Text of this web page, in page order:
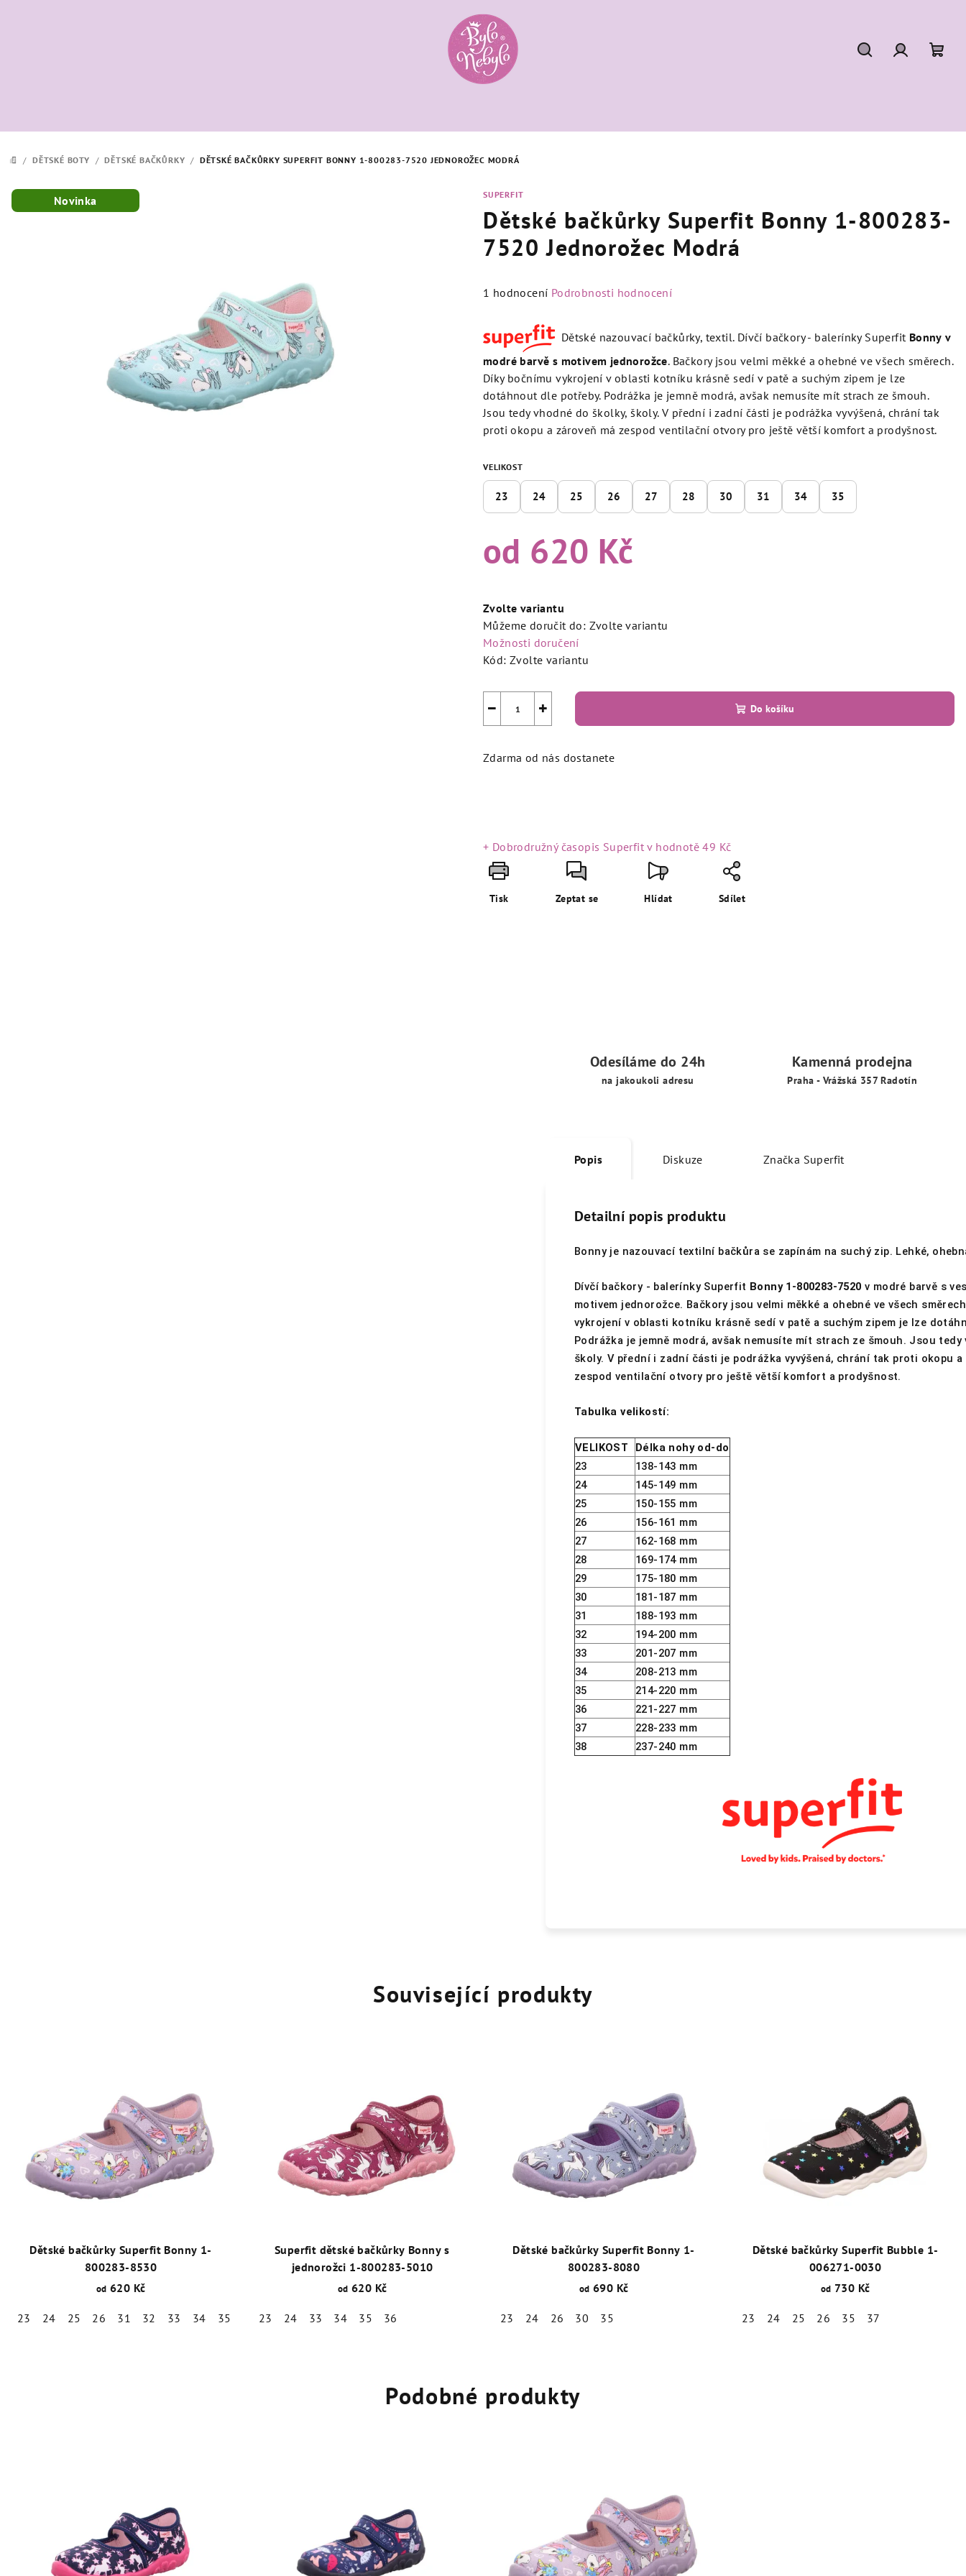
DOMŮ
/ DĚTSKÉ BOTY / DĚTSKÉ BAČKŮRKY / DĚTSKÉ BAČKŮRKY SUPERFIT BONNY 1-800283-7520 JEDNOROŽEC MODRÁ
SUPERFIT
Dětské bačkůrky Superfit Bonny 1-800283-
7520 Jednorožec Modrá
Průměrné
je
5,0
z
5
hvězdiček.
1 hodnocení Podrobnosti hodnocení
Dětské nazouvací bačkůrky, textil. Dívčí bačkory - balerínky Superfit Bonny v
modré barvě s motivem jednorožce. Bačkory jsou velmi měkké a ohebné ve všech směrech.
Díky bočnímu vykrojení v oblasti kotníku krásně sedí v patě a suchým zipem je lze
dotáhnout dle potřeby. Podrážka je jemně modrá, avšak nemusíte mít strach ze šmouh.
Jsou tedy vhodné do školky, školy. V přední i zadní části je podrážka vyvýšená, chrání tak
proti okopu a zároveň má zespod ventilační otvory pro ještě větší komfort a prodyšnost.
VELIKOST
23 24 25 26 27 28 30 31 34 35
od 620 Kč
cena:
Zvolte variantu
Můžeme doručit do: Zvolte variantu
Možnosti doručení
Kód: Zvolte variantu
+
− Do košíku
Zdarma od nás dostanete
+ Dobrodružný časopis Superfitv hodnotě 49 Kč
Tisk Zeptat se Hlídat Sdílet
Novinka
Odesíláme do 24h
na jakoukoli adresu
Kamenná prodejna
Praha - Vrážská 357 Radotín
Popis Diskuze Značka Superfit
Detailní popis produktu
Bonny je nazouvací textilní bačkůra se zapínám na suchý zip. Lehké,
Dívčí bačkory - balerínky Superfit Bonny 1-800283-7520 v modré barvě s
motivem jednorožce. Bačkory jsou velmi měkké a ohebné ve všech
vykrojení v oblasti kotníku krásně sedí v patě a suchým zipem je lze
Podrážka je jemně modrá, avšak nemusíte mít strach ze šmouh. Jsou tedy
školy. V přední i zadní části je podrážka vyvýšená, chrání tak proti okopu a
zespod ventilační otvory pro ještě větší komfort a prodyšnost.
Tabulka velikostí:
VELIKOST
Délka nohy od-do
23
138-143 mm
24
145-149 mm
25
150-155 mm
26
156-161 mm
27
162-168 mm
28
169-174 mm
29
175-180 mm
30
181-187 mm
31
188-193 mm
32
194-200 mm
33
201-207 mm
34
208-213 mm
35
214-220 mm
36
221-227 mm
37
228-233 mm
38
237-240 mm
Související produkty
Dětské bačkůrky Superfit Bonny 1-
800283-8530
od 620 Kč
23 24 25 26 31 32 33 34 35
Superfit dětské bačkůrky Bonny s
jednorožci 1-800283-5010
od 620 Kč
23 24 33 34 35 36
Dětské bačkůrky Superfit Bonny 1-
800283-8080
od 690 Kč
23 24 26 30 35
Dětské bačkůrky Superfit Bubble 1-
006271-0030
od 730 Kč
23 24 25 26 35 37
Podobné produkty